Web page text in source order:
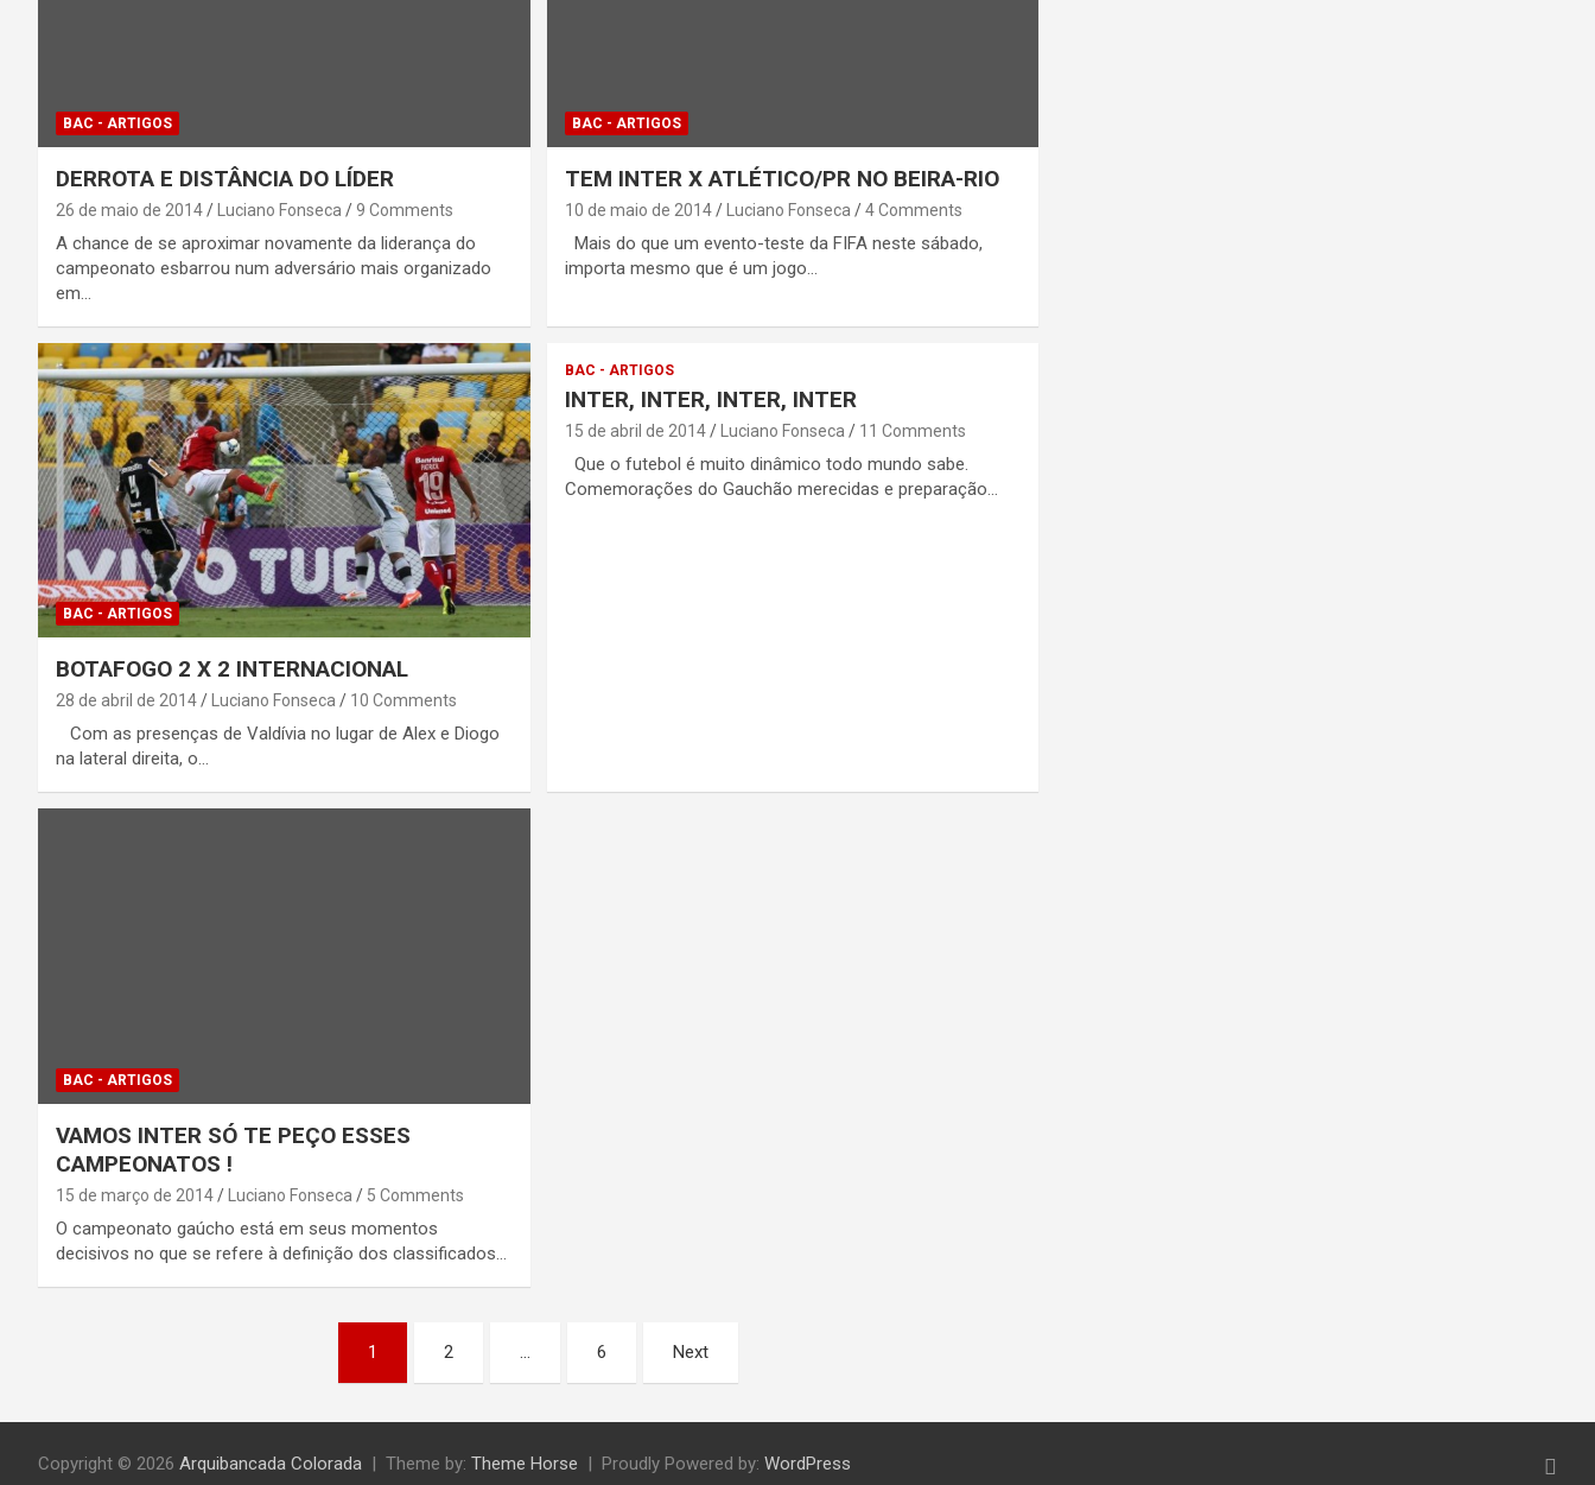
BAC - ARTIGOS
DERROTA E DISTÂNCIA DO LÍDER
26 de maio de 2014 Luciano Fonseca 9 Comments
A chance de se aproximar novamente da liderança do
campeonato esbarrou num adversário mais organizado
em…
BAC - ARTIGOS
TEM INTER X ATLÉTICO/PR NO BEIRA-RIO
10 de maio de 2014 Luciano Fonseca 4 Comments
Mais do que um evento-teste da FIFA neste sábado,
importa mesmo que é um jogo…
BAC - ARTIGOS
BOTAFOGO 2 X 2 INTERNACIONAL
28 de abril de 2014 Luciano Fonseca 10 Comments
Com as presenças de Valdívia no lugar de Alex e Diogo
na lateral direita, o…
BAC - ARTIGOS
INTER, INTER, INTER, INTER
15 de abril de 2014 Luciano Fonseca 11 Comments
Que o futebol é muito dinâmico todo mundo sabe.
Comemorações do Gauchão merecidas e preparação…
BAC - ARTIGOS
VAMOS INTER SÓ TE PEÇO ESSES
CAMPEONATOS !
15 de março de 2014 Luciano Fonseca 5 Comments
O campeonato gaúcho está em seus momentos
decisivos no que se refere à definição dos classificados…
1 2 … 6 Next
Copyright © 2026 Arquibancada Colorada Theme by: Theme Horse Proudly Powered by: WordPress